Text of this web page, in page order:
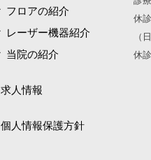
フロアの紹介
レーザー機器紹介
当院の紹介
求人情報
個人情報保護方針
休
（
休